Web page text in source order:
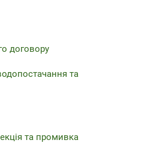
договору
та
та промивка